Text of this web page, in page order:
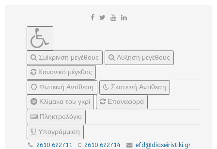
Σμίκρινση μεγέθους
Αύξηση μεγέθους
Κανονικό μέγεθος
Φωτεινή Αντίθεση
Σκοτεινή Αντίθεση
Κλίμακα του γκρί
Επαναφορά
Πληκτρολόγιο
Υπογράμμιση
2610 622711 2610 622714 efd@diaxeiristiki.gr